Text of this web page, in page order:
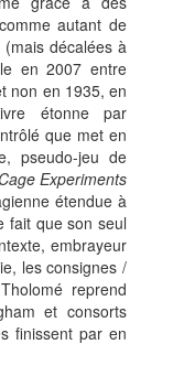
autant de
décalées à
en 2007 entre
non en 1935, en
étonne par
que met en
pseudo-jeu de
Experiments
étendue à
fait que son seul
embrayeur
les consignes /
reprend
et consorts
finissent par en